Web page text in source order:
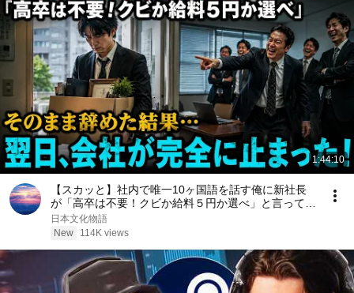
1:44:10
【スカッと】社内で唯一10ヶ国語を話す俺に新社長
が「高卒は不要！クビか給料５円か選べ」と言ってき
た。そのまま辞めた結果
日本文化物語
New
114K views